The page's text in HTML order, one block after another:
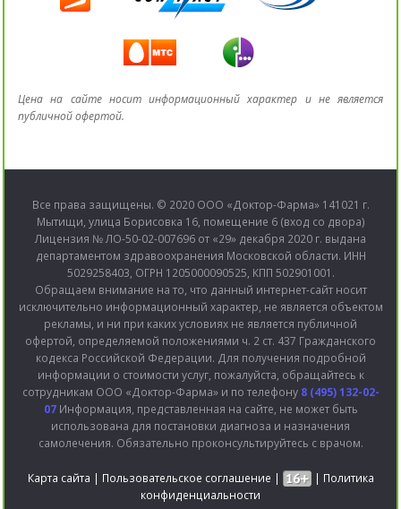
Цена на сайте носит информационный характер и не является
публичной офертой.
Все права защищены. © 2020 ООО «Доктор-Фарма» 141021 г.
Мытищи, улица Борисовка 16, помещение 6 (вход со двора)
Лицензия № ЛО-50-02-007696 от «29» декабря 2020 г. выдана
департаментом здравоохранения Московской области. ИНН
5029258403, ОГРН 1205000090525, КПП 502901001.
Обращаем внимание на то, что данный интернет-сайт носит
исключительно информационный характер, не является объектом
рекламы, и ни при каких условиях не является публичной
офертой, определяемой положениями ч. 2 ст. 437 Гражданского
кодекса Российской Федерации. Для получения подробной
информации о стоимости услуг, пожалуйста, обращайтесь к
сотрудникам ООО «Доктор-Фарма» и по телефону 8 (495) 132-02-
07Информация, представленная на сайте, не может быть
использована для постановки диагноза и назначения
самолечения. Обязательно проконсультируйтесь с врачом.
Карта сайта | Пользовательское соглашение | | Политика
конфиденциальности